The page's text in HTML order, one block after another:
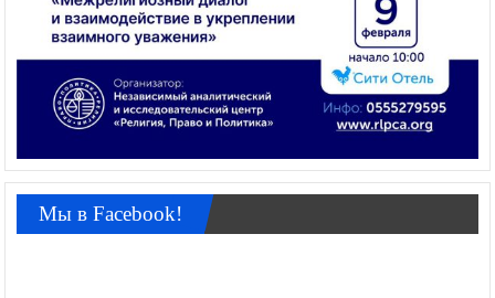
Мы в Facebook!